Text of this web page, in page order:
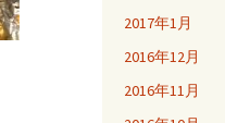
2017年1月
2016年12月
2016年11月